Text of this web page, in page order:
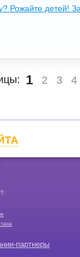
Рожайте детей!
1 2 3 4
партнеры